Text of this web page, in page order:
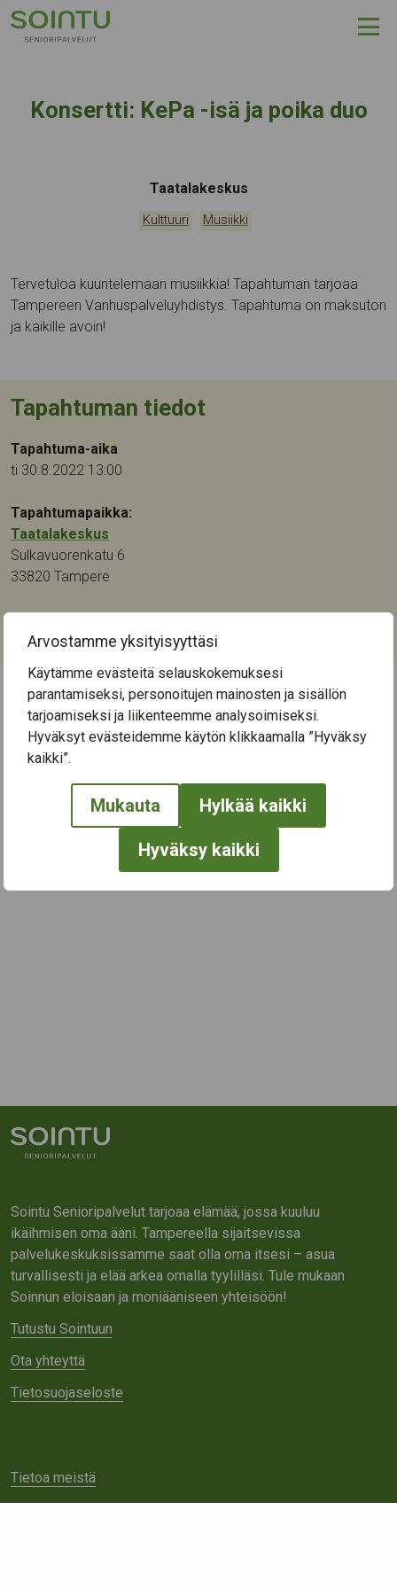
Arvostamme yksityisyyttäsi
Käytämme evästeitä selauskokemuksesi
parantamiseksi, personoitujen mainosten ja sisällön
tarjoamiseksi ja liikenteemme analysoimiseksi.
Hyväksyt evästeidemme käytön klikkaamalla ”Hyväksy
kaikki”.
Mukauta Hylkää kaikki
Hyväksy kaikki
Hyppää sisältöön
Konsertti: KePa -isä ja poika duo
Tapahtumapaikka:
Taatalakeskus
Kategoriat:
Kulttuuri Musiikki
Tervetuloa kuuntelemaan musiikkia! Tapahtuman tarjoaa
Tampereen Vanhuspalveluyhdistys. Tapahtuma on maksuton
ja kaikille avoin!
Tapahtuman tiedot
Tapahtuma-aika
ti 30.8.2022 13:00
Tapahtumapaikka:
Taatalakeskus
Sulkavuorenkatu 6
33820 Tampere
Kulttuuri,Musiikki
← Näytä kaikki tapahtumat
Sointu Senioripalvelut tarjoaa elämää, jossa kuuluu
ikäihmisen oma ääni. Tampereella sijaitsevissa
palvelukeskuksissamme saat olla oma itsesi – asua
turvallisesti ja elää arkea omalla tyylilläsi. Tule mukaan
Soinnun eloisaan ja moniääniseen yhteisöön!
Tutustu Sointuun
Ota yhteyttä
Tietosuojaseloste
Tietoa meistä